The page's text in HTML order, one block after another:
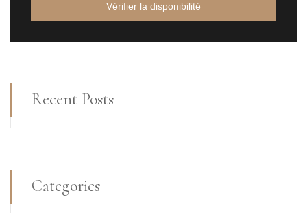
Vérifier la disponibilité
Recent Posts
Categories